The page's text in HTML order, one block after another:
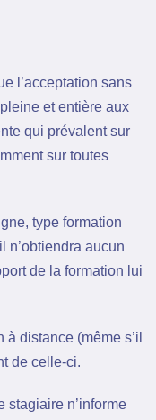
l’acceptation sans
et entière aux
qui prévalent sur
sur toutes
type formation
n’obtiendra aucun
de la formation lui
distance (même s’il
de celle-ci.
stagiaire n’informe